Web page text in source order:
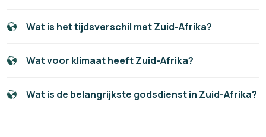
Wat is het tijdsverschil met Zuid-Afrika?
Wat voor klimaat heeft Zuid-Afrika?
Wat is de belangrijkste godsdienst in Zuid-Afrika?